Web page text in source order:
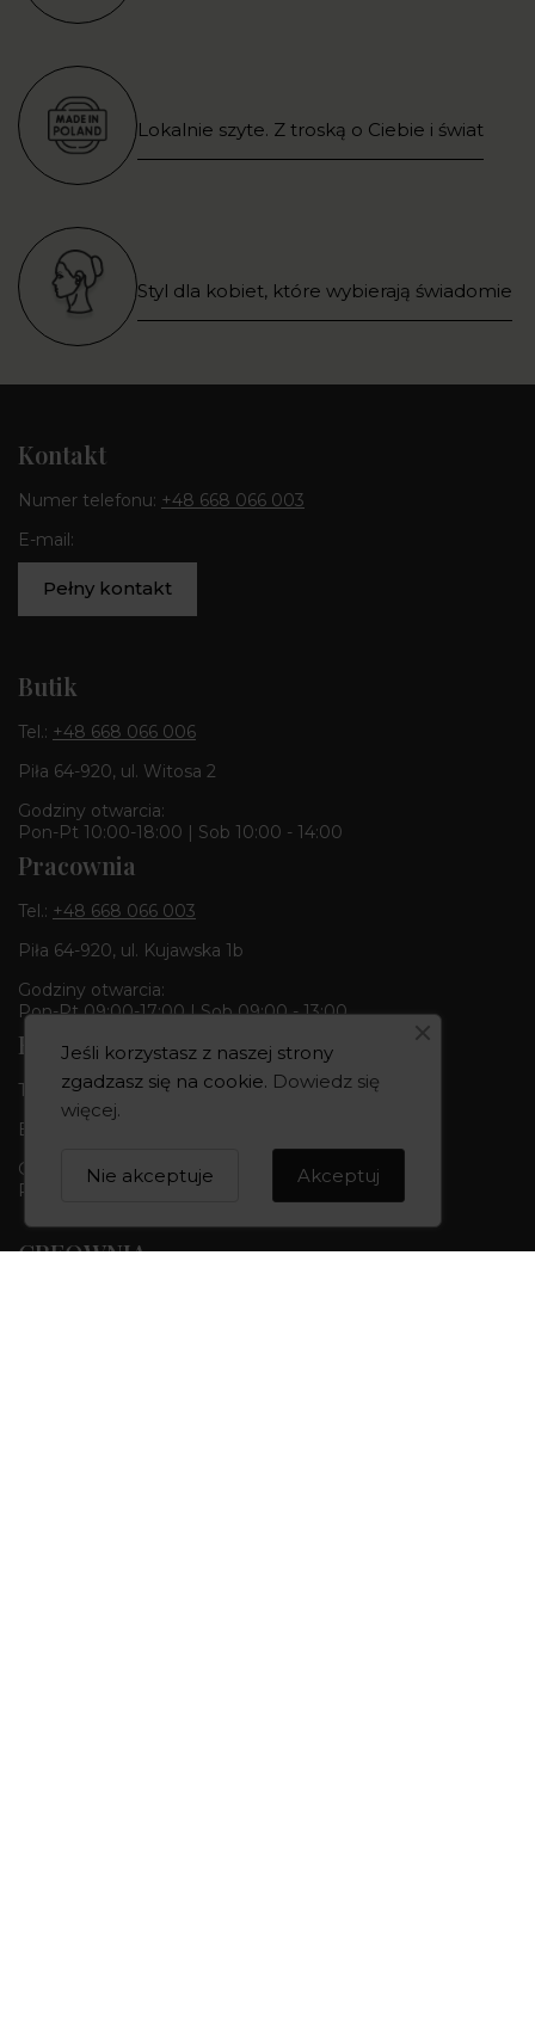
Lokalnie szyte. Z troską o Ciebie i świat
Styl dla kobiet, które wybierają świadomie
Kontakt
Numer telefonu: +48 668 066 003
E-mail:
Pełny kontakt
Butik
Tel.: +48 668 066 006
Piła 64-920, ul. Witosa 2
Godziny otwarcia:
Pon-Pt 10:00-18:00 | Sob 10:00 - 14:00
Pracownia
Tel.: +48 668 066 003
Piła 64-920, ul. Kujawska 1b
Godziny otwarcia:
Pon-Pt 09:00-17:00 | Sob 09:00 - 13:00
Butik & Pracownia
Tel.:
+48 668 680 727
Bydgoszcz 85-010, ul. Dworcowa 6
Godziny otwarcia:
Pon-Pt 10:00-18:00 | Sob 10:00 - 14:00
CREOWNIA
Jeśli korzystasz z naszej strony
zgadzasz się na cookie. Dowiedz się
więcej.
Akceptuj
Nie akceptuje